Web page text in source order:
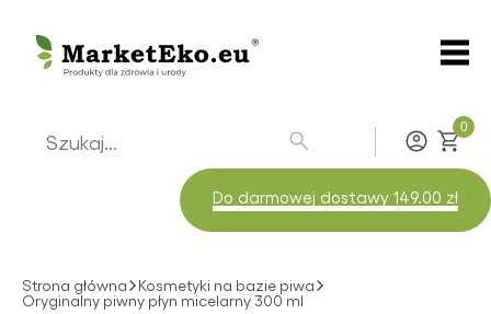
Zaloguj
0
Do darmowej dostawy 149.00 zł
Strona główna
Kosmetyki na bazie piwa
Oryginalny piwny płyn micelarny 300 ml